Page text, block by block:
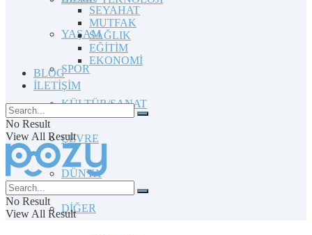
YAŞAM
SPOR
KÜLTÜR/SANAT
ÇEVRE
DÜNYA
DİĞER
SEYAHAT
MUTFAK
SAĞLIK
EĞİTİM
EKONOMİ
BLOG
İLETİŞİM
No Result
View All Result
No Result
View All Result